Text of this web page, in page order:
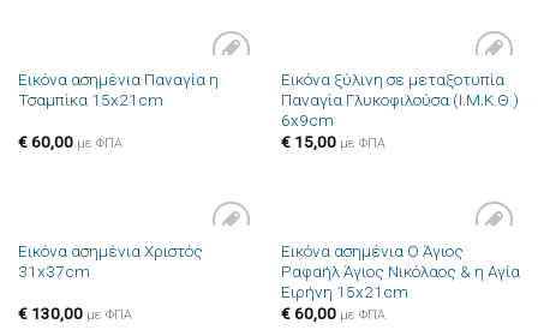
Πρόσθήκη
Εικόνα ασημένια Παναγία η
Τσαμπίκα 15x21cm
€60,00 με ΦΠΑ
Πρόσθήκη
στην λίστα
Εικόνα ξύλινη σε μεταξοτυπία
Παναγία Γλυκοφιλούσα (Ι.Μ.Κ.Θ.)
6x9cm
€15,00 με ΦΠΑ
Πρόσθήκη
Εικόνα ασημένια Χριστός
31x37cm
€130,00 με ΦΠΑ
Πρόσθήκη
στην λίστα
Εικόνα ασημένια Ο Άγιος
Ραφαήλ Άγιος Νικόλαος & η Αγία
Ειρήνη 15x21cm
€60,00 με ΦΠΑ